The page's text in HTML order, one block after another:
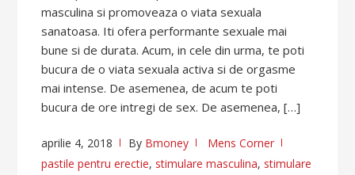
masculina si promoveaza o viata sexuala
sanatoasa. Iti ofera performante sexuale mai
bune si de durata. Acum, in cele din urma, te poti
bucura de o viata sexuala activa si de orgasme
mai intense. De asemenea, de acum te poti
bucura de ore intregi de sex. De asemenea, […]
aprilie 4, 2018 By Bmoney
Mens Corner
pastile pentru erectie, stimulare masculina, stimulare